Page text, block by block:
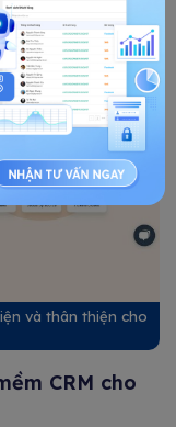
và thân thiện cho
CRM cho